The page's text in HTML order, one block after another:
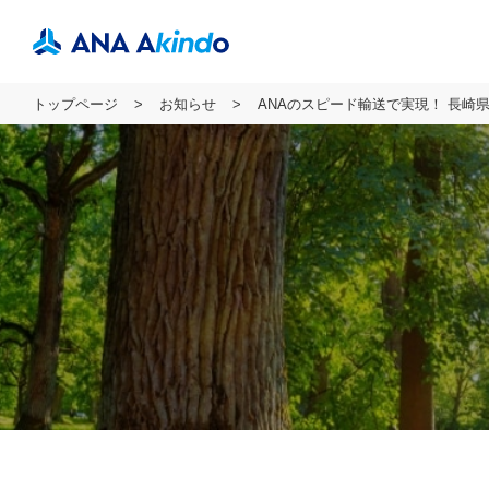
トップページ お知らせ ANAのスピード輸送で実現！ 長崎